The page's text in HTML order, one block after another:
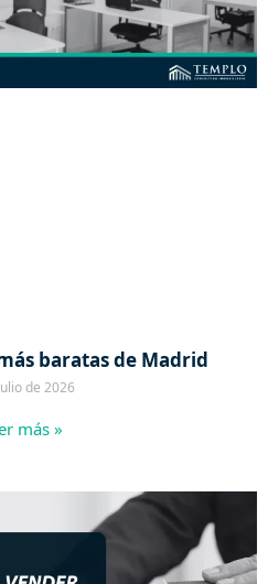
baratas de Madrid
de 2026
más »